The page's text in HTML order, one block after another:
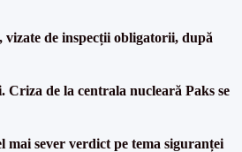
de inspecții obligatorii, după
Criza de la centrala nucleară Paks se
mai sever verdict pe tema siguranței